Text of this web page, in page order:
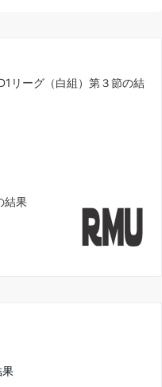
リーグ（白組）第３節の結
結果
果